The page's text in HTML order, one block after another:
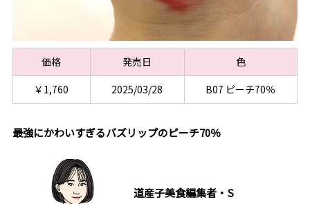
価格 発売日
色
￥1,760
2025/03/28 B07 ピーチ70％
最強にかわいすぎるバズリップのピーチ70％
道産子美食編集者・S